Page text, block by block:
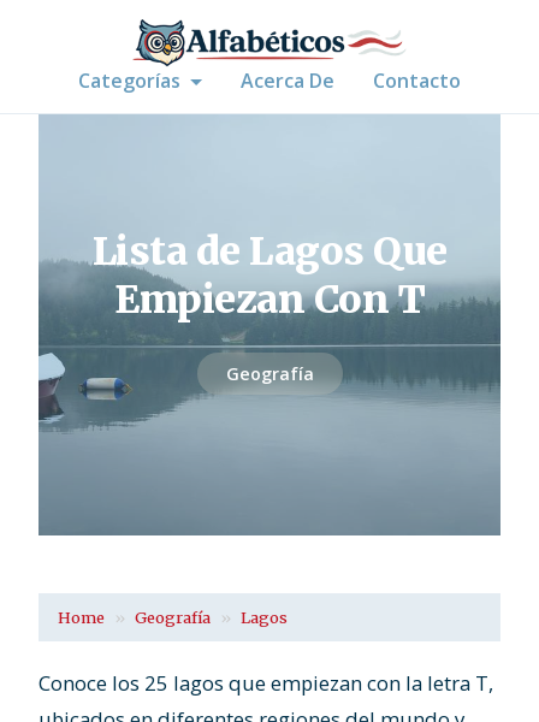
Categorías Acerca De Contacto
Lista de Lagos Que
Empiezan Con T
Geografía
Home Geografía Lagos
Conoce los 25 lagos que empiezan con la letra T,